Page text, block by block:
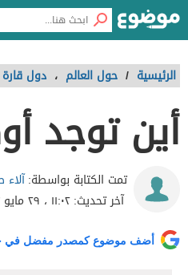
الرئيسية / حول العالم ، دول قارة
أين توجد
تمت الكتابة بواسطة:آلاء
آخر تحديث:١١:٠٢ ، ٢٩ مايو ٢٠١٧
أضف موضوع كمصدر مفضل في